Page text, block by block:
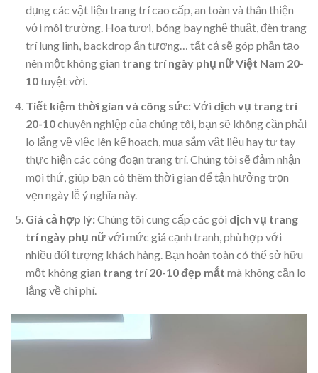
dụng các vật liệu trang trí cao cấp, an toàn và thân thiện
với môi trường. Hoa tươi, bóng bay nghệ thuật, đèn trang
trí lung linh, backdrop ấn tượng… tất cả sẽ góp phần tạo
nên một không gian trang trí ngày phụ nữ Việt Nam 20-
10tuyệt vời.
Tiết kiệm thời gian và công sức:Với dịch vụ trang trí
20-10chuyên nghiệp của chúng tôi, bạn sẽ không cần phải
lo lắng về việc lên kế hoạch, mua sắm vật liệu hay tự tay
thực hiện các công đoạn trang trí. Chúng tôi sẽ đảm nhận
mọi thứ, giúp bạn có thêm thời gian để tận hưởng trọn
vẹn ngày lễ ý nghĩa này.
Giá cả hợp lý:Chúng tôi cung cấp các gói dịch vụ trang
trí ngày phụ nữvới mức giá cạnh tranh, phù hợp với
nhiều đối tượng khách hàng. Bạn hoàn toàn có thể sở hữu
một không gian trang trí 20-10 đẹp mắt mà không cần lo
lắng về chi phí.